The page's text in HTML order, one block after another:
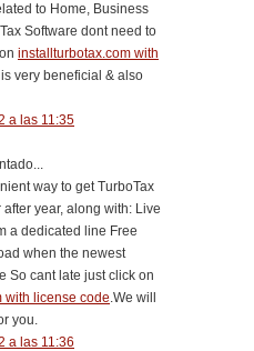
to Home, Business
Software dont need to
installturbotax.com with
is very beneficial & also
a las 11:35
way to get TurboTax
year, along with: Live
a dedicated line Free
when the newest
So cant late just click on
with license code.We will
you.
a las 11:36